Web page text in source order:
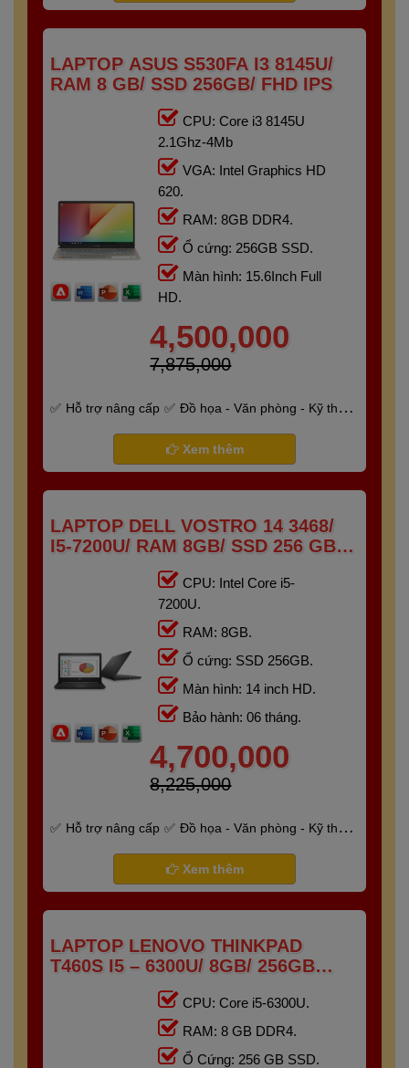
LAPTOP ASUS S530FA I3 8145U/
RAM 8 GB/ SSD 256GB/ FHD IPS
CPU: Core i3 8145U
2.1Ghz-4Mb
VGA: Intel Graphics HD
620.
RAM: 8GB DDR4.
Ổ cứng: 256GB SSD.
Màn hình: 15.6Inch Full
HD.
4,500,000
7,875,000
Hỗ trợ nâng cấp
Đồ họa - Văn phòng - Kỹ thuật
Xem thêm
LAPTOP DELL VOSTRO 14 3468/
I5-7200U/ RAM 8GB/ SSD 256 GB/
CPU: Intel Core i5-
7200U.
RAM: 8GB.
Ổ cứng: SSD 256GB.
Màn hình: 14 inch HD.
Bảo hành: 06 tháng.
4,700,000
8,225,000
Hỗ trợ nâng cấp
Đồ họa - Văn phòng - Kỹ thuật
Xem thêm
LAPTOP LENOVO THINKPAD
T460S I5 – 6300U/ 8GB/ 256GB
CPU: Core i5-6300U.
RAM: 8 GB DDR4.
Ổ Cứng: 256 GB SSD.